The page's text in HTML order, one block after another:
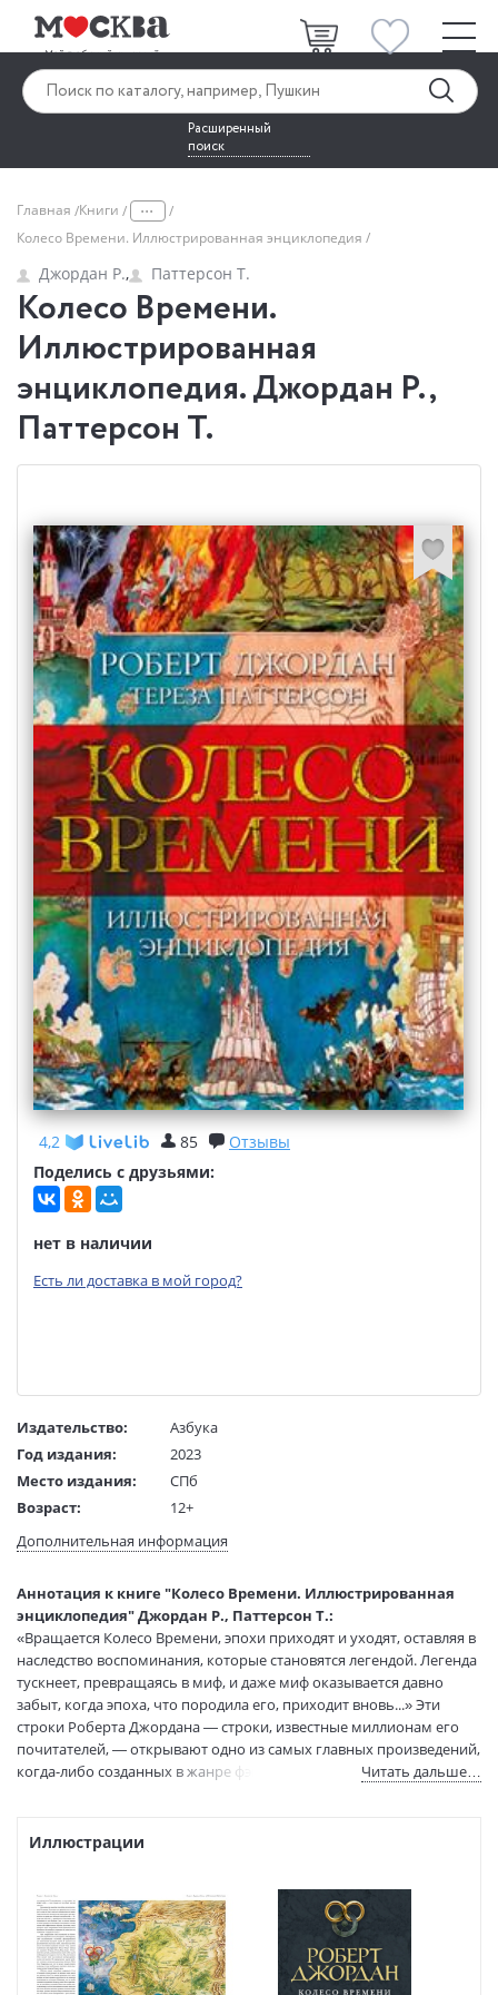
Расширенный
поиск
Главная Книги ...
Колесо Времени. Иллюстрированная энциклопедия
Джордан Р., Паттерсон Т.
Колесо Времени.
Иллюстрированная
энциклопедия. Джордан Р.,
Паттерсон Т.
4,2 85
Отзывы
Поделись с друзьями:
нет в наличии
Есть ли доставка в мой город?
Издательство:
Азбука
Год издания:
2023
Место издания:
СПб
Возраст:
12+
Язык текста:
русский
Перевод:
Велимеев Т.
Тип обложки:
Твердый переплет
Формат:
84х108 1/16
Размеры в мм
(ДхШхВ):
260x205x24
Вес:
1000 гр.
Страниц:
304
Тираж:
5000 экз.
ISBN:
Дополнительная информация
Аннотация к книге "Колесо Времени. Иллюстрированная
энциклопедия" Джордан Р., Паттерсон Т.:
«Вращается Колесо Времени, эпохи приходят и уходят, оставляя в
наследство воспоминания, которые становятся легендой. Легенда
тускнеет, превращаясь в миф, и даже миф оказывается давно
забыт, когда эпоха, что породила его, приходит вновь...» Эти
строки Роберта Джордана — строки, известные миллионам его
почитателей, — открывают одно из самых главных произведений,
когда-либо созданных в жанре фэнтези, — цикл романов,
составляющие «Колесо Времени», переносят читателя в
возникает перед нами не на книжных страницах, а всплывает из
глубин памяти. Подробная энциклопедия мира «Колеса
Времени», которую мы вам предлагаем, предназначается тем, кто
интересуется историей и истоками этого небывалого цикла: сюда
Читать дальше…
Иллюстрации